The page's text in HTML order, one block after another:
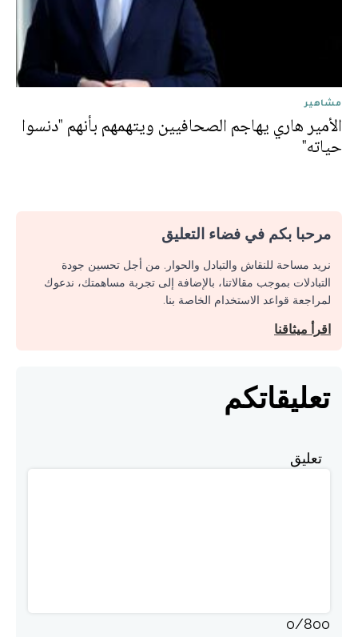
مشاهير
الأمير هاري يهاجم الصحافيين ويتهمهم بأنهم "دنسوا
حياته"
مرحبا بكم في فضاء التعليق
نريد مساحة للنقاش والتبادل والحوار. من أجل تحسين جودة
التبادلات بموجب مقالاتنا، بالإضافة إلى تجربة مساهمتك، ندعوك
لمراجعة قواعد الاستخدام الخاصة بنا.
اقرأ ميثاقنا
تعليقاتكم
تعليق
0/800